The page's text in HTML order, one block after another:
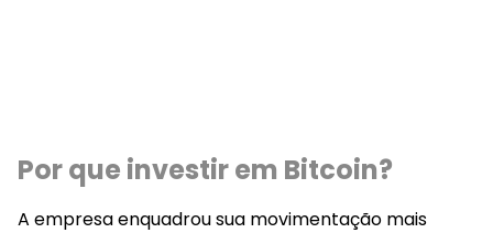
Por que investir em Bitcoin?
A empresa enquadrou sua movimentação mais